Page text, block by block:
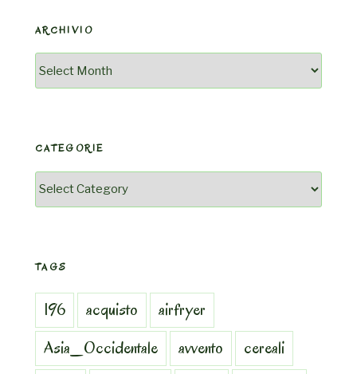
ARCHIVIO
Archivio
CATEGORIE
Categorie
TAGS
196 acquisto
airfryer
Asia_Occidentale
avvento
cereali